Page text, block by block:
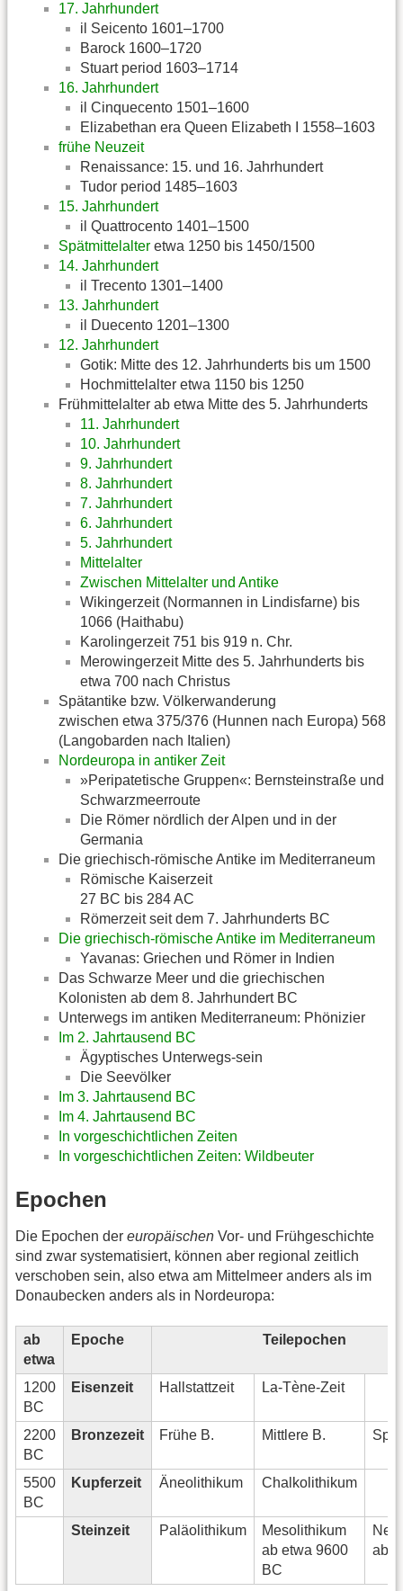
17. Jahrhundert
il Seicento 1601–1700
Barock 1600–1720
Stuart period 1603–1714
16. Jahrhundert
il Cinquecento 1501–1600
Elizabethan era Queen Elizabeth I 1558–1603
frühe Neuzeit
Renaissance: 15. und 16. Jahrhundert
Tudor period 1485–1603
15. Jahrhundert
il Quattrocento 1401–1500
Spätmittelalter etwa 1250 bis 1450/1500
14. Jahrhundert
il Trecento 1301–1400
13. Jahrhundert
il Duecento 1201–1300
12. Jahrhundert
Gotik: Mitte des 12. Jahrhunderts bis um 1500
Hochmittelalter etwa 1150 bis 1250
Frühmittelalter ab etwa Mitte des 5. Jahrhunderts
11. Jahrhundert
10. Jahrhundert
9. Jahrhundert
8. Jahrhundert
7. Jahrhundert
6. Jahrhundert
5. Jahrhundert
Mittelalter
Zwischen Mittelalter und Antike
Wikingerzeit (Normannen in Lindisfarne) bis
1066 (Haithabu)
Karolingerzeit 751 bis 919 n. Chr.
Merowingerzeit Mitte des 5. Jahrhunderts bis
etwa 700 nach Christus
Spätantike bzw. Völkerwanderung
zwischen etwa 375/376 (Hunnen nach Europa) 568
(Langobarden nach Italien)
Nordeuropa in antiker Zeit
»Peripatetische Gruppen«: Bernsteinstraße und
Schwarzmeerroute
Die Römer nördlich der Alpen und in der
Germania
Die griechisch-römische Antike im Mediterraneum
Römische Kaiserzeit
27 BC bis 284 AC
Römerzeit seit dem 7. Jahrhunderts BC
Die griechisch-römische Antike im Mediterraneum
Yavanas: Griechen und Römer in Indien
Das Schwarze Meer und die griechischen
Kolonisten ab dem 8. Jahrhundert BC
Unterwegs im antiken Mediterraneum: Phönizier
Im 2. Jahrtausend BC
Ägyptisches Unterwegs-sein
Die Seevölker
Im 3. Jahrtausend BC
Im 4. Jahrtausend BC
In vorgeschichtlichen Zeiten
In vorgeschichtlichen Zeiten: Wildbeuter
Epochen
Die Epochen der europäischen Vor- und Frühgeschichte
sind zwar systematisiert, können aber regional zeitlich
verschoben sein, also etwa am Mittelmeer anders als im
Donaubecken anders als in Nordeuropa:
ab
etwa
Epoche Teilepochen
1200
BC
Eisenzeit Hallstattzeit La-Tène-Zeit
2200
BC
Bronzezeit Frühe B. Mittlere B.
5500
BC
Kupferzeit Äneolithikum Chalkolithikum
Steinzeit Paläolithikum
Mesolithikum
ab etwa 9600
BC
ab